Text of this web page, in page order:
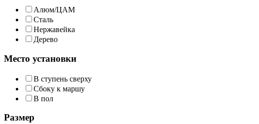
Алюм/ЦАМ
Сталь
Нержавейка
Дерево
Место установки
В ступень сверху
Сбоку к маршу
В пол
Размер